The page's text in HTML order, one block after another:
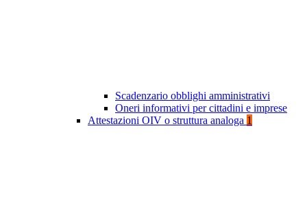
Scadenzario obblighi amministrativi
Oneri informativi per cittadini e imprese
Attestazioni OIV o struttura analoga 1